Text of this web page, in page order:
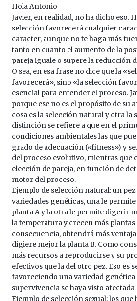
Hola Antonio
Javier, en realidad, no ha dicho eso.
selección favorecerá cualquier
caracter, aunque no te haga más
tanto en cuanto el aumento de la
pareja iguale o supere la reducción
O sea, en esa frase no dice que la
favorecerá», sino «la selección
esencial para entender el proceso.
porque ese no es el propósito de su
cosa es la selección natural y otra la
distinción se refiere a que en el
condiciones ambientales las que
grado de adecuación («fitness») y
del proceso evolutivo, mientras que
elección de pareja, en función de
motor del proceso.
Ejemplo de selección natural: un
variedades genéticas, una le
planta A y la otra le permite digerir
la temperatura y crecen más plantas
consecuencia, obtendrá más
digiere mejor la planta B. Como
más recursos a reproducirse y su
efectivos que la del otro pez. Eso es
favoreciendo una variedad genética
supervivencia se haya visto
Ejemplo de selección sexual: los que